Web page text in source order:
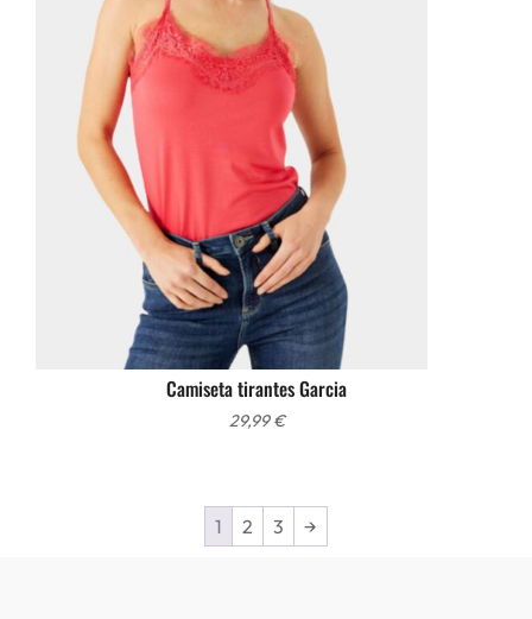
Camiseta tirantes Garcia
29,99€
1 2 3 →